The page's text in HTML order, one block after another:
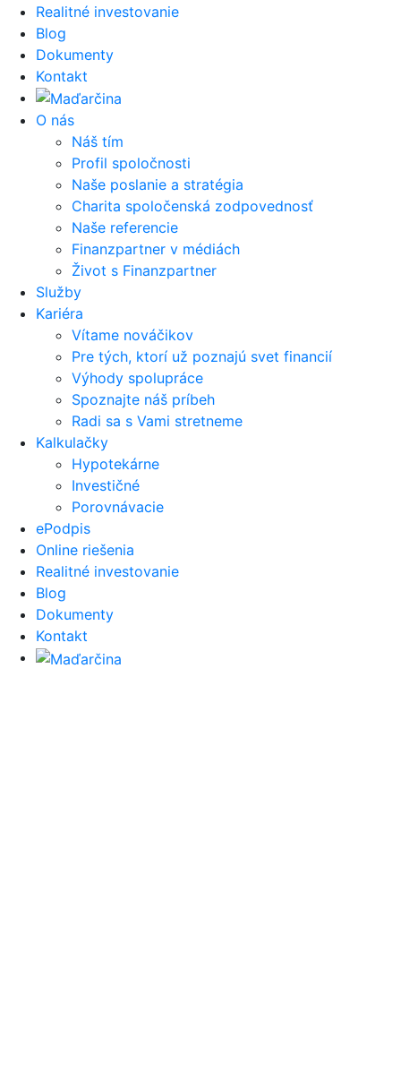
Realitné investovanie
Blog
Dokumenty
Kontakt
O nás
Náš tím
Profil spoločnosti
Naše poslanie a stratégia
Charita spoločenská zodpovednosť
Naše referencie
Finanzpartner v médiách
Život s Finanzpartner
Služby
Kariéra
Vítame nováčikov
Pre tých, ktorí už poznajú svet financií
Výhody spolupráce
Spoznajte náš príbeh
Radi sa s Vami stretneme
Kalkulačky
Hypotekárne
Investičné
Porovnávacie
ePodpis
Online riešenia
Realitné investovanie
Blog
Dokumenty
Kontakt